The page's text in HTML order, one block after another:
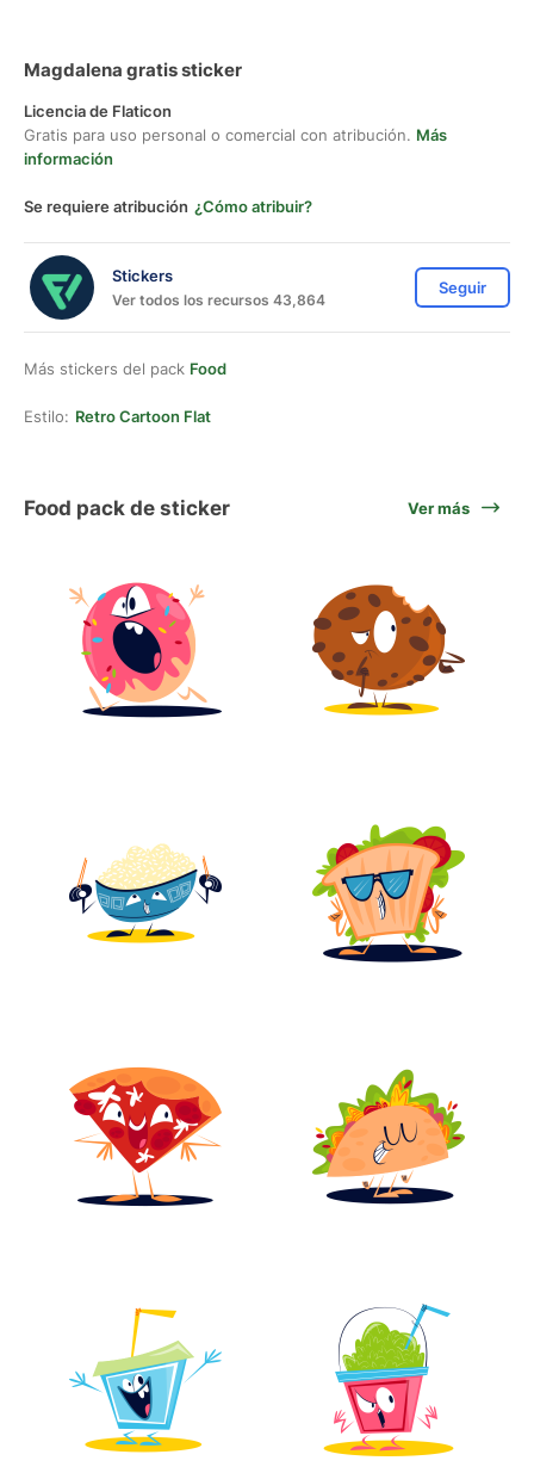
Magdalena gratis sticker
Licencia de Flaticon
Gratis para uso personal o comercial con atribución. Más
información
Se requiere atribución ¿Cómo atribuir?
Stickers
Ver todos los recursos 43,864
Seguir
Más stickers del pack Food
Estilo: Retro Cartoon Flat
Food pack de sticker Ver más